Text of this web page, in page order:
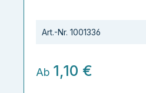
Art.-Nr. 1001336
Ab 1,10 €